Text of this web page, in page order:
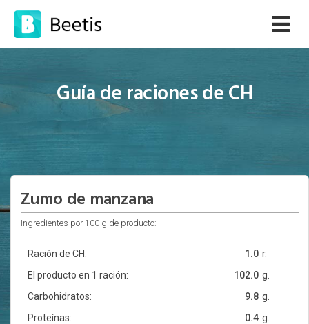
Guía de raciones de CH
Zumo de manzana
Ingredientes por 100 g de producto:
Ración de CH: r.
1.0
El producto en 1 ración:
g.
102.0
Carbohidratos:
g.
9.8
Proteínas:
g.
0.4